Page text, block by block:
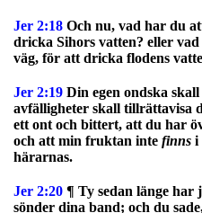
Jer 2:18 Och nu, vad har du
dricka Sihors vatten? eller
väg, för att dricka flodens
Jer 2:19 Din egen ondska
avfälligheter skall tillrättavisa
ett ont och bittert, att du har
och att min fruktan inte finns i
härarnas.
Jer 2:20 ¶ Ty sedan länge
sönder dina band; och du